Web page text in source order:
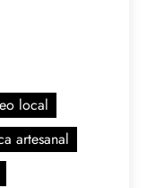
local
artesanal